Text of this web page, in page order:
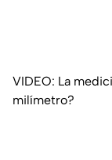
VIDEO: La
milímetro?